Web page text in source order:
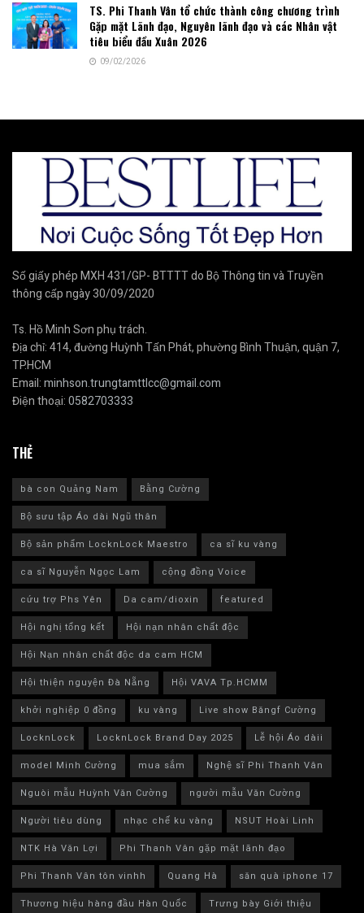
TS. Phi Thanh Vân tổ chức thành công chương trình
Gặp mặt Lãnh đạo, Nguyên lãnh đạo và các Nhân vật
tiêu biểu đầu Xuân 2026
09/02/2026
Số giấy phép MXH 431/GP- BTTTT do Bộ Thông tin và Truyền
thông cấp ngày 30/09/2020
Ts. Hồ Minh Sơn phụ trách.
Địa chỉ: 414, đường Huỳnh Tấn Phát, phường Bình Thuận, quận 7,
TP.HCM
Email:minhson.trungtamttlcc@gmail.com
Điện thoại:0582703333
THẺ
bà con Quảng Nam
Bằng Cường
Bộ sưu tập Áo dài Ngũ thân
Bộ sản phẩm LocknLock Maestro
ca sĩ ku vàng
ca sĩ Nguyễn Ngọc Lam
cộng đồng Voice
cứu trợ Phs Yên
Da cam/dioxin
featured
Hội nghị tổng kết
Hội nạn nhân chất độc
Hội Nạn nhân chất độc da cam HCM
Hội thiện nguyện Đà Nẵng
Hội VAVA Tp.HCMM
khởi nghiệp 0 đồng
ku vàng
Live show Băngf Cường
LocknLock
LocknLock Brand Day 2025
Lễ hội Áo dàii
model Minh Cường
mua sắm
Nghệ sĩ Phi Thanh Vân
Nguòi mẫu Huỳnh Văn Cường
người mẫu Văn Cường
Người tiêu dùng
nhạc chế ku vàng
NSUT Hoài Linh
NTK Hà Văn Lợi
Phi Thanh Vân gặp mặt lãnh đạo
Phi Thanh Vân tôn vinhh
Quang Hà
săn quà iphone 17
Thương hiệu hàng đầu Hàn Quốc
Trưng bày Giới thiệu